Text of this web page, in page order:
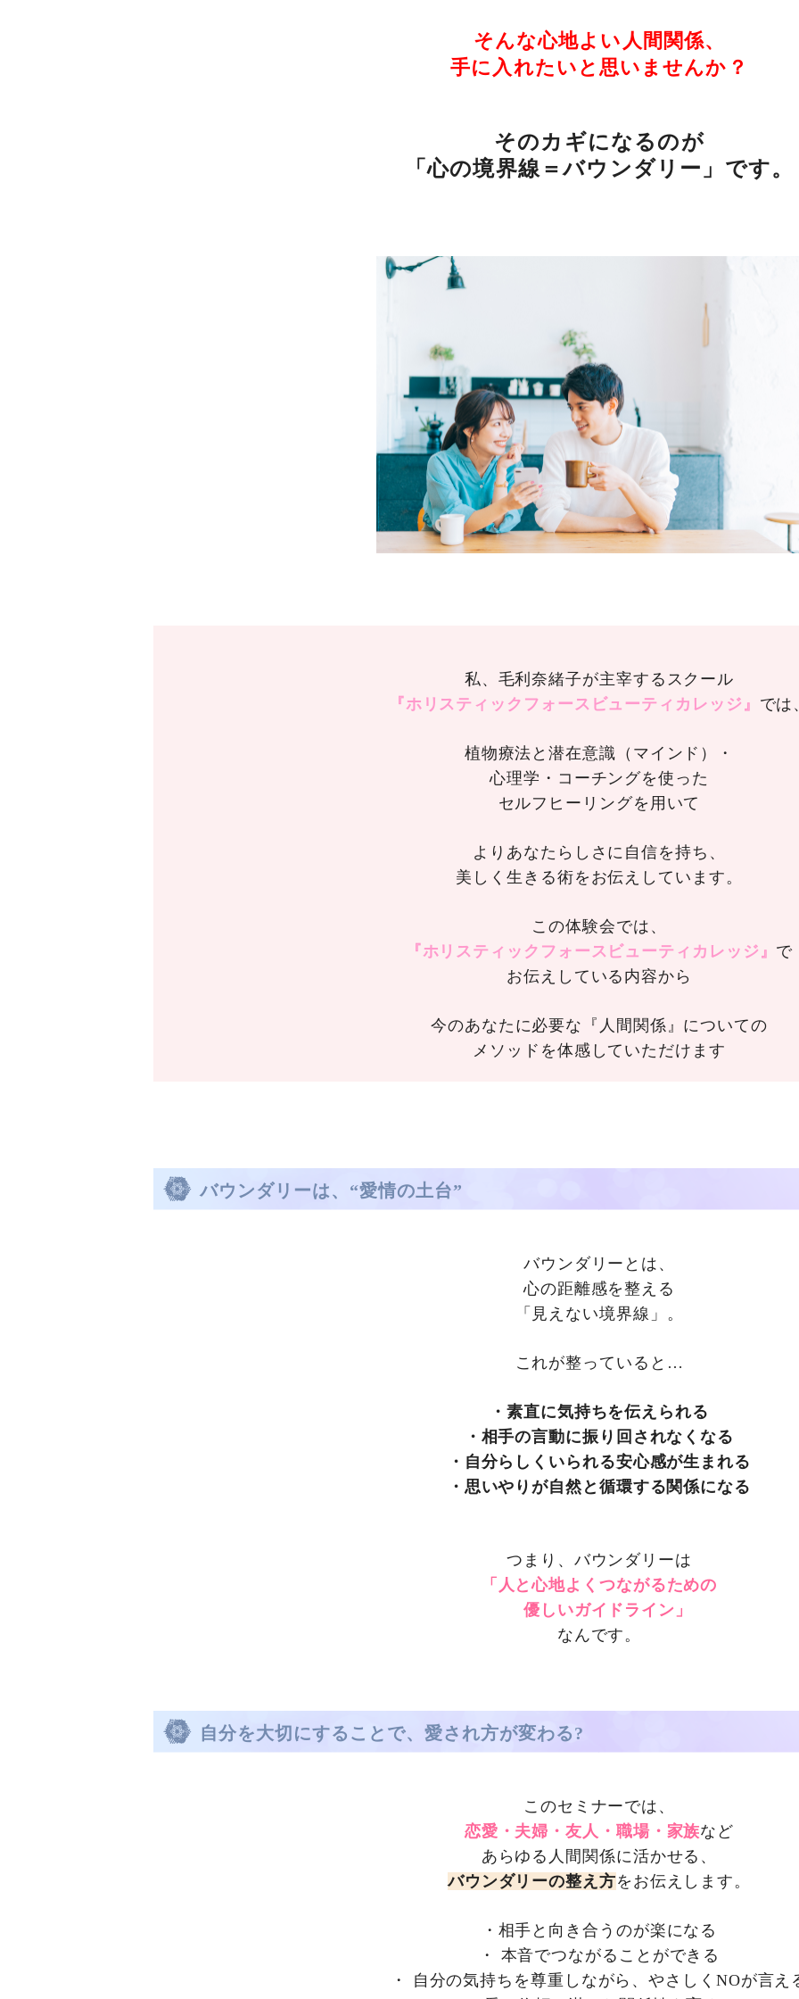
そんな心地よい人間関係、
手に入れたいと思いませんか？
そのカギになるのが
「心の境界線＝バウンダリー」です。
私、毛利奈緒子が主宰するスクール
『ホリスティックフォースビューティカレッジ』 では
植物療法と潜在意識（マインド）・
心理学・コーチングを使った
セルフヒーリングを用いて
よりあなたらしさに自信を持ち、
美しく生きる術をお伝えしています。
この体験会では、
『ホリスティックフォースビューティカレッジ』 で
お伝えしている内容から
今のあなたに必要な『人間関係』についての
メソッドを体感していただけます
バウンダリーは、“愛情の土台”
バウンダリーとは、
心の距離感を整える
「見えない境界線」。
これが整っていると…
・素直に気持ちを伝えられる
・ 相手の言動に振り回されなくなる
・ 自分らしくいられる安心感が生まれる
・ 思いやりが自然と循環する関係になる
つまり、バウンダリーは
「人と心地よくつながるための
優しいガイドライン」
なんです。
自分を大切にすることで、愛され方が変わる?
このセミナーでは、
恋愛・夫婦・友人・職場・家族など
あらゆる人間関係に活かせる、
バウンダリーの整え方をお伝えします。
・相手と向き合うのが楽になる
・
本音でつながることができる
・
自分の気持ちを尊重しながら、やさしくNOが言え